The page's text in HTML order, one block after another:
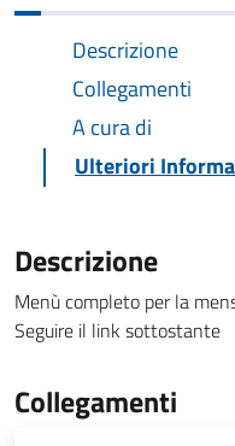
Descrizione
Collegamenti
A cura di
Ulteriori
Descrizione
Menù completo per la
Seguire il link sottostante
Collegamenti